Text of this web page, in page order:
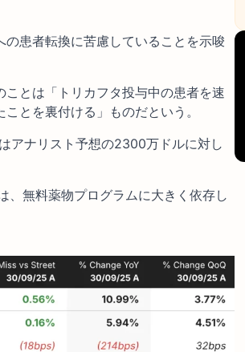
患者転換に苦慮していることを示唆
とは「トリカフタ投与中の患者を速
とを裏付ける」ものだという。
アナリスト予想の2300万ドルに対し
、無料薬物プログラムに大きく依存し